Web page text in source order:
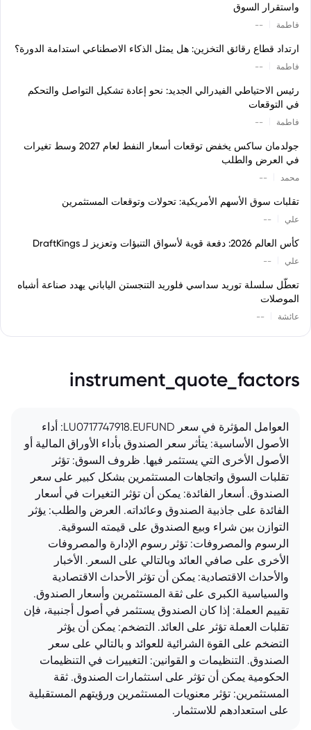
واستقرار السوق
فاطمة --
ارتداد قطاع رقائق التخزين: هل يمثل الذكاء الاصطناعي استدامة الدورة؟
فاطمة --
رئيس الاحتياطي الفيدرالي الجديد: نحو إعادة تشكيل التواصل والتحكم
في التوقعات
فاطمة --
جولدمان ساكس يخفض توقعات أسعار النفط لعام 2027 وسط تغيرات
في العرض والطلب
محمد --
تقلبات سوق الأسهم الأمريكية: تحولات وتوقعات المستثمرين
علي --
كأس العالم 2026: دفعة قوية لأسواق التنبؤات وتعزيز لـ DraftKings
علي --
تعطّل سلسلة توريد سداسي فلوريد التنجستن الياباني يهدد صناعة أشباه
الموصلات
عائشة --
instrument_quote_factors
العوامل المؤثرة في سعر LU0717747918.EUFUND: أداء
الأصول الأساسية: يتأثر سعر الصندوق بأداء الأوراق المالية أو
الأصول الأخرى التي يستثمر فيها. ظروف السوق: تؤثر
تقلبات السوق واتجاهات المستثمرين بشكل كبير على سعر
الصندوق. أسعار الفائدة: يمكن أن تؤثر التغيرات في أسعار
الفائدة على جاذبية الصندوق وعائداته. العرض والطلب: يؤثر
التوازن بين شراء وبيع الصندوق على قيمته السوقية.
الرسوم والمصروفات: تؤثر رسوم الإدارة والمصروفات
الأخرى على صافي العائد وبالتالي على السعر. الأخبار
والأحداث الاقتصادية: يمكن أن تؤثر الأحداث الاقتصادية
والسياسية الكبرى على ثقة المستثمرين وأسعار الصندوق.
تقييم العملة: إذا كان الصندوق يستثمر في أصول أجنبية، فإن
تقلبات العملة تؤثر على العائد. التضخم: يمكن أن يؤثر
التضخم على القوة الشرائية للعوائد و بالتالي على سعر
الصندوق. التنظيمات و القوانين: التغييرات في التنظيمات
الحكومية يمكن أن تؤثر على استثمارات الصندوق. ثقة
المستثمرين: تؤثر معنويات المستثمرين ورؤيتهم المستقبلية
على استعدادهم للاستثمار.